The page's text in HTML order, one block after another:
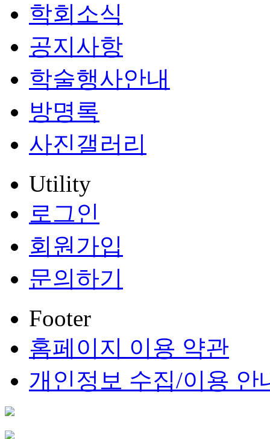
학회소식
공지사항
학술행사안내
방명록
사진갤러리
Utility
로그인
회원가입
문의하기
Footer
홈페이지 이용 약관
개인정보 수집/이용 안